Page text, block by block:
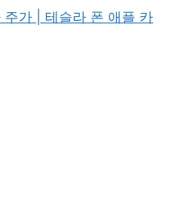
가 | 테슬라 폰 애플 카